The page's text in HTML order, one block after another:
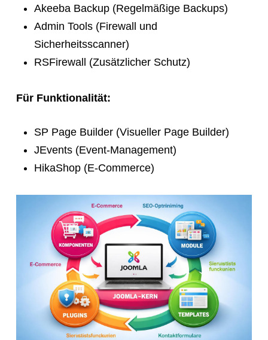
Akeeba Backup (Regelmäßige Backups)
Admin Tools (Firewall und
Sicherheitsscanner)
RSFirewall (Zusätzlicher Schutz)
Für Funktionalität:
SP Page Builder (Visueller Page Builder)
JEvents (Event-Management)
HikaShop (E-Commerce)